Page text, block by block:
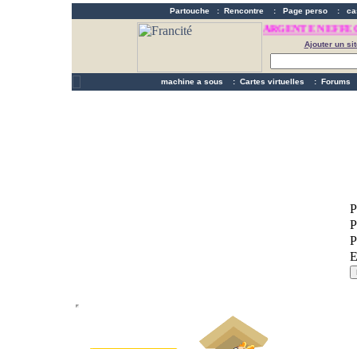
Partouche : Rencontre : Page perso :
FAITES DE L'ARGENT EN
Ajouter un
machine a sous : Cartes virtuelles : Forums